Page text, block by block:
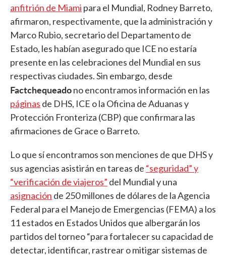
anfitrión de Miami para el Mundial, Rodney Barreto,
afirmaron, respectivamente, que la administración y
Marco Rubio, secretario del Departamento de
Estado, les habían asegurado que ICE no estaría
presente en las celebraciones del Mundial en sus
respectivas ciudades. Sin embargo, desde
Factchequeadono encontramos información en las
páginas de DHS, ICE o la Oficina de Aduanas y
Protección Fronteriza (CBP) que confirmara las
afirmaciones de Grace o Barreto.
Lo que sí encontramos son menciones de que DHS y
sus agencias asistirán en tareas de “seguridad” y
“verificación de viajeros” del Mundial y una
asignación de 250 millones de dólares de la Agencia
Federal para el Manejo de Emergencias (FEMA) a los
11 estados en Estados Unidos que albergarán los
partidos del torneo “para fortalecer su capacidad de
detectar, identificar, rastrear o mitigar sistemas de